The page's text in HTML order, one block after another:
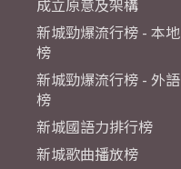
成立原意及架構
新城勁爆流行榜 - 本地
榜
新城勁爆流行榜 - 外語
榜
新城國語力排行榜
新城歌曲播放榜